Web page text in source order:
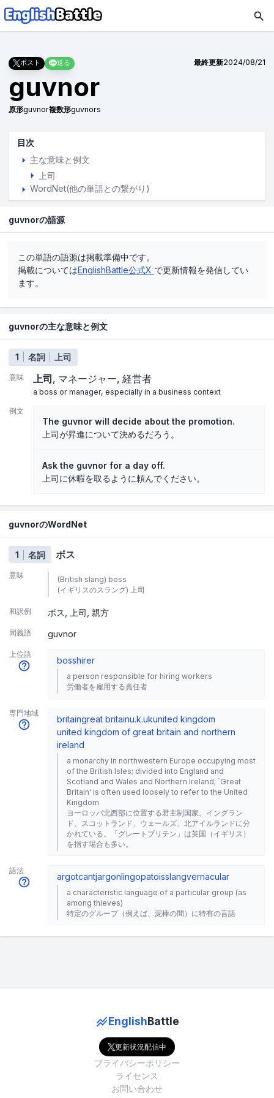
ポスト 送る 最終更新2024/08/21
guvnor
原形guvnor複数形guvnors
目次
主な意味と例文
上司
WordNet(他の単語との繋がり)
guvnorの語源
この単語の語源は掲載準備中です。
掲載についてはEnglishBattle公式X で更新情報を発信してい
ます。
guvnorの主な意味と例文
1 名詞 上司
意味 上司 マネージャー 経営者
a boss or manager, especially in a business context
例文
The guvnor will decide about the promotion.
上司が昇進について決めるだろう。
Ask the guvnor for a day off.
上司に休暇を取るように頼んでください。
guvnorのWordNet
1 名詞 ボス
意味
(British slang) boss
(イギリスのスラング) 上司
和訳例 ボス 上司 親方
同義語 guvnor
上位語
bosshirer
a person responsible for hiring workers
労働者を雇用する責任者
専門地域
britaingreat britainu.k.ukunited kingdom
united kingdom of great britain and northern
ireland
a monarchy in northwestern Europe occupying most
of the British Isles; divided into England and
Scotland and Wales and Northern Ireland; `Great
Britain' is often used loosely to refer to the United
Kingdom
ヨーロッパ北西部に位置する君主制国家。イングラン
ド、スコットランド、ウェールズ、北アイルランドに分
かれている。「グレートブリテン」は英国（イギリス）
を指す場合も多い。
語法
argotcantjargonlingopatoisslangvernacular
a characteristic language of a particular group (as
among thieves)
特定のグループ（例えば、泥棒の間）に特有の言語
EnglishBattle
更新状況配信中
プライバシーポリシー
ライセンス
お問い合わせ